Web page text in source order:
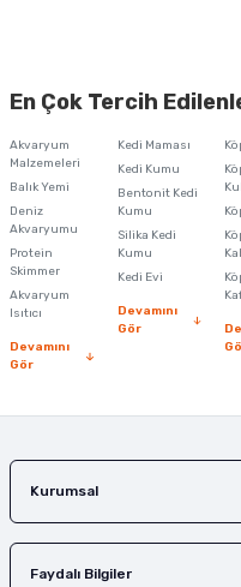
En Çok Tercih
Akvaryum
Malzemeleri
Balık Yemi
Deniz
Akvaryumu
Protein
Skimmer
Akvaryum
Isıtıcı
Devamını
Gör
Kedi Maması
Kedi Kumu
Bentonit Kedi
Kumu
Silika Kedi
Kumu
Kedi Evi
Devamını
Gör
Kurumsal
Faydalı Bilgiler